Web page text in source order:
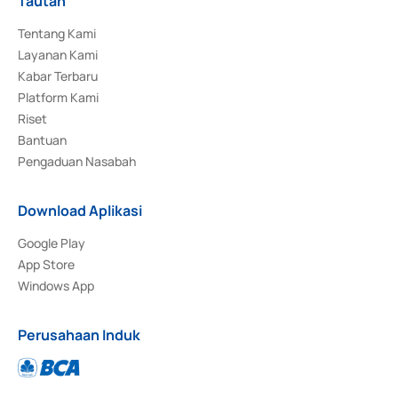
Tentang Kami
Layanan Kami
Kabar Terbaru
Platform Kami
Riset
Bantuan
Pengaduan Nasabah
Download Aplikasi
Google Play
App Store
Windows App
Perusahaan Induk